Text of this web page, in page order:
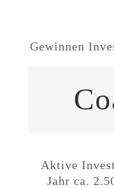
Gewinnen
Start-ups
Aktive
Jahr ca.